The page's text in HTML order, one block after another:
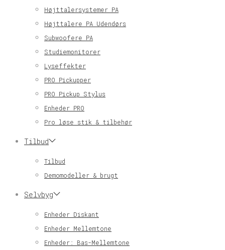
Højttalersystemer PA
Højttalere PA Udendørs
Subwoofere PA
Studiemonitorer
Lyseffekter
PRO Pickupper
PRO Pickup Stylus
Enheder PRO
Pro løse stik & tilbehør
Tilbud
Tilbud
Demomodeller & brugt
Selvbyg
Enheder Diskant
Enheder Mellemtone
Enheder: Bas-Mellemtone